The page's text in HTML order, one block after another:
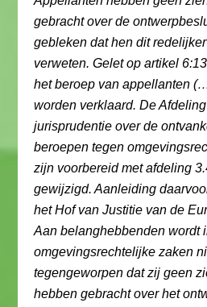
gebracht over de
gebleken dat hen dit
verweten. Gelet op artikel
het beroep van appellanten
worden verklaard. De
jurisprudentie over de
beroepen tegen
zijn voorbereid met afdeling
gewijzigd. Aanleiding
het Hof van Justitie van de
Aan belanghebbenden wordt
omgevingsrechtelijke zaken
tegengeworpen dat zij geen
hebben gebracht over het